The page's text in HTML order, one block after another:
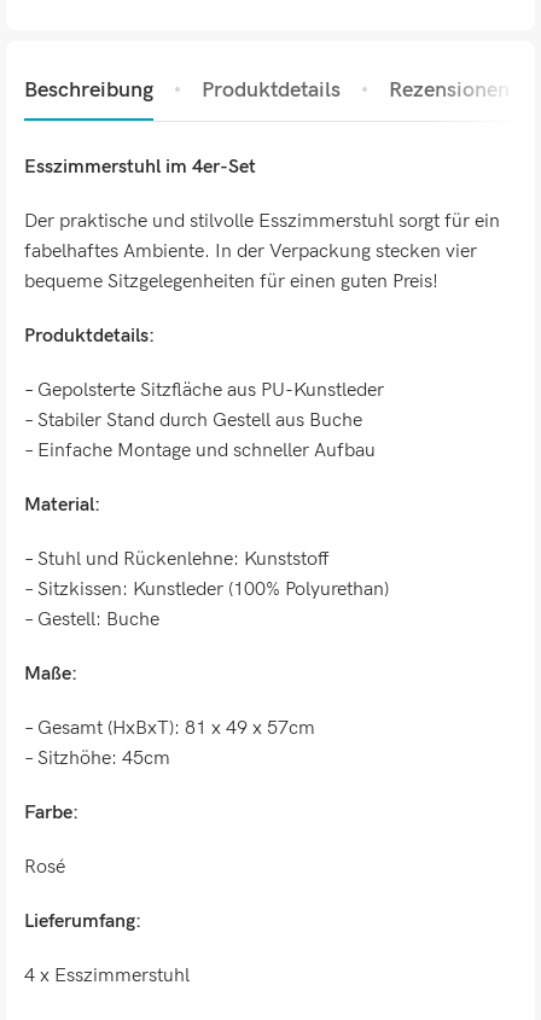
Beschreibung Produktdetails Rezensionen (0)
Esszimmerstuhl im 4er-Set
Der praktische und stilvolle Esszimmerstuhl sorgt für ein
fabelhaftes Ambiente. In der Verpackung stecken vier
bequeme Sitzgelegenheiten für einen guten Preis!
Produktdetails:
– Gepolsterte Sitzfläche aus PU-Kunstleder
– Stabiler Stand durch Gestell aus Buche
– Einfache Montage und schneller Aufbau
Material:
– Stuhl und Rückenlehne: Kunststoff
– Sitzkissen: Kunstleder (100% Polyurethan)
– Gestell: Buche
Maße:
– Gesamt (HxBxT): 81 x 49 x 57cm
– Sitzhöhe: 45cm
Farbe:
Rosé
Lieferumfang:
4 x Esszimmerstuhl